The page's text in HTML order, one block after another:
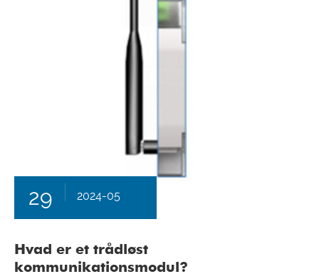
29 2024-05
Hvad er et trådløst
kommunikationsmodul?